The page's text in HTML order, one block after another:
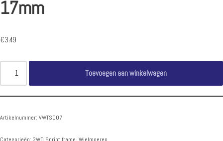
17mm
€3.49
Toevoegen aan winkelwagen
Artikelnummer: VWTS007
Categorieën: 2WD Sprint frame, Wielmoeren